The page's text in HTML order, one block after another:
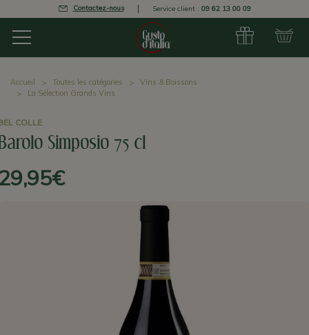
Contactez-nous Service client : 09 62 13 00 09
Accueil Toutes les catégories
Vins & Boissons
La Sélection Grands Vins
COLLE
Simposio 75 cl